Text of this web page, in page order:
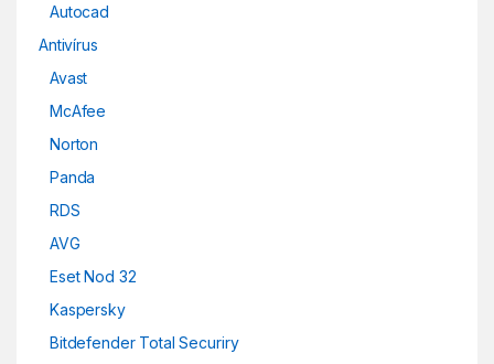
Autocad
Antivírus
Avast
McAfee
Norton
Panda
RDS
AVG
Eset Nod 32
Kaspersky
Bitdefender Total Securiry